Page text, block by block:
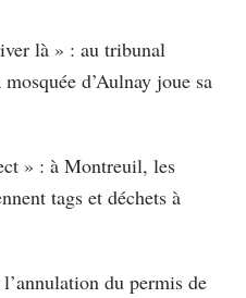
là » : au tribunal
d’Aulnay joue sa
» : à Montreuil, les
tags et déchets à
du permis de